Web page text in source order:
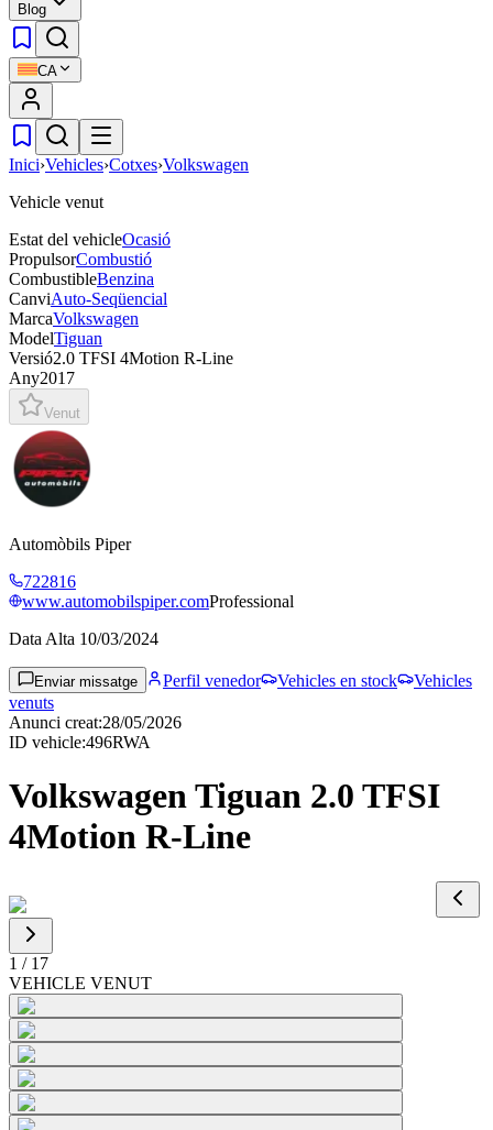
Blog
CA
Inici›Vehicles›Cotxes›Volkswagen
Vehicle venut
Estat del vehicleOcasió
PropulsorCombustió
CombustibleBenzina
CanviAuto-Seqüencial
MarcaVolkswagen
ModelTiguan
Versió2.0 TFSI 4Motion R-Line
Any2017
Venut
Automòbils Piper
722816
www.automobilspiper.comProfessional
Data Alta 10/03/2024
Enviar missatge Perfil venedor Vehicles en stock
Vehicles
venuts
Anunci creat:28/05/2026
ID vehicle:496RWA
Volkswagen Tiguan 2.0 TFSI
4Motion R-Line
1 / 17
VEHICLE VENUT